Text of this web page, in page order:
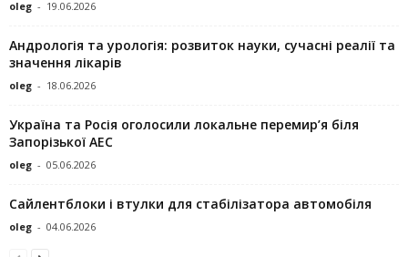
oleg - 19.06.2026
Андрологія та урологія: розвиток науки, сучасні реалії та
значення лікарів
oleg - 18.06.2026
Україна та Росія оголосили локальне перемир’я біля
Запорізької АЕС
oleg - 05.06.2026
Сайлентблоки і втулки для стабілізатора автомобіля
oleg - 04.06.2026